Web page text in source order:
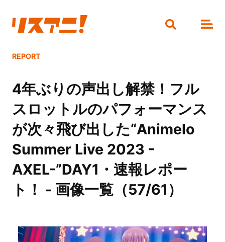
REPORT
4年ぶりの声出し解禁！フル
スロットルのパフォーマンス
が次々飛び出した“Animelo
Summer Live 2023 -
AXEL-”DAY1・速報レポー
ト！ - 画像一覧（57/61）